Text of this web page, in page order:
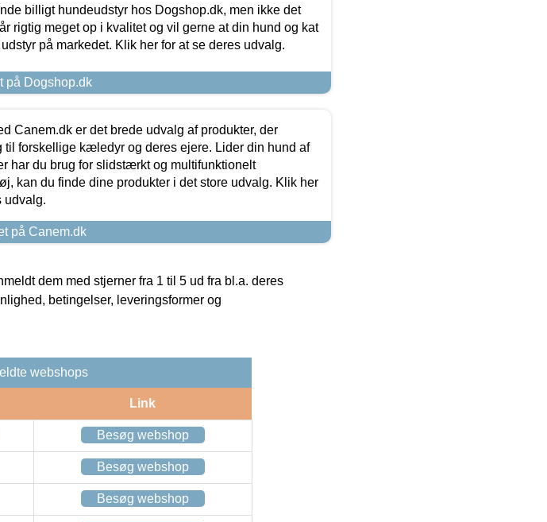
billigt hundeudstyr hos Dogshop.dk, men ikke det
rigtig meget op i kvalitet og vil gerne at din hund og kat
på markedet. Klik her for at se deres udvalg.
på Dogshop.dk
Canem.dk er det brede udvalg af produkter, der
til forskellige kæledyr og deres ejere. Lider din hund af
har du brug for slidstærkt og multifunktionelt
kan du finde dine produkter i det store udvalg. Klik her
udvalg.
på Canem.dk
dem med stjerner fra 1 til 5 ud fra bl.a. deres
betingelser, leveringsformer og
webshops
Link
Besøg webshop
Besøg webshop
Besøg webshop